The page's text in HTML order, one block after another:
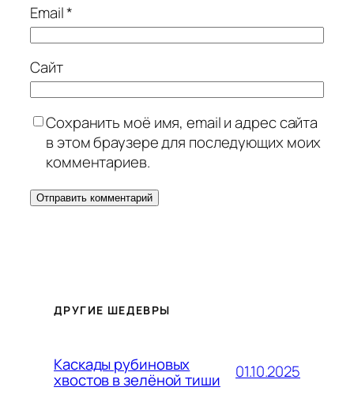
Email*
Сайт
Сохранить моё имя, email и адрес сайта
в этом браузере для последующих моих
комментариев.
ДРУГИЕ ШЕДЕВРЫ
Каскады рубиновых
хвостов в зелёной тиши 01.10.2025